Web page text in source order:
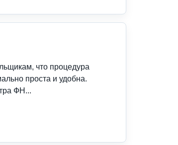
что процедура
проста и удобна.
ФН...